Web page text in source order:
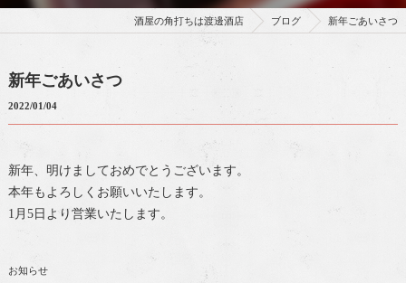
酒屋の角打ちは渡邊酒店 ブログ 新年ごあいさつ
新年ごあいさつ
2022/01/04
新年、明けましておめでとうございます。
本年もよろしくお願いいたします。
1月5日より営業いたします。
お知らせ